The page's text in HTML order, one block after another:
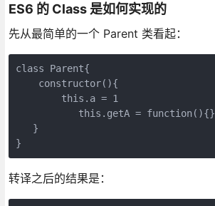
ES6 的 Class 是如何实现的
先从最简单的一个 Parent 类看起：
class Parent{
    constructor(){
        this.a = 1
           this.getA = function(){}
   }
}
转译之后的结果是：